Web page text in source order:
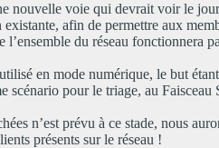
nouvelle voie qui devrait voir le
afin de permettre aux
du réseau fonctionnera
en mode numérique, le but
pour le triage, au
n’est prévu à ce stade, nous
présents sur le réseau !